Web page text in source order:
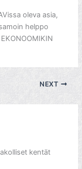
oleva asia,
helppo
NEXT
kentät